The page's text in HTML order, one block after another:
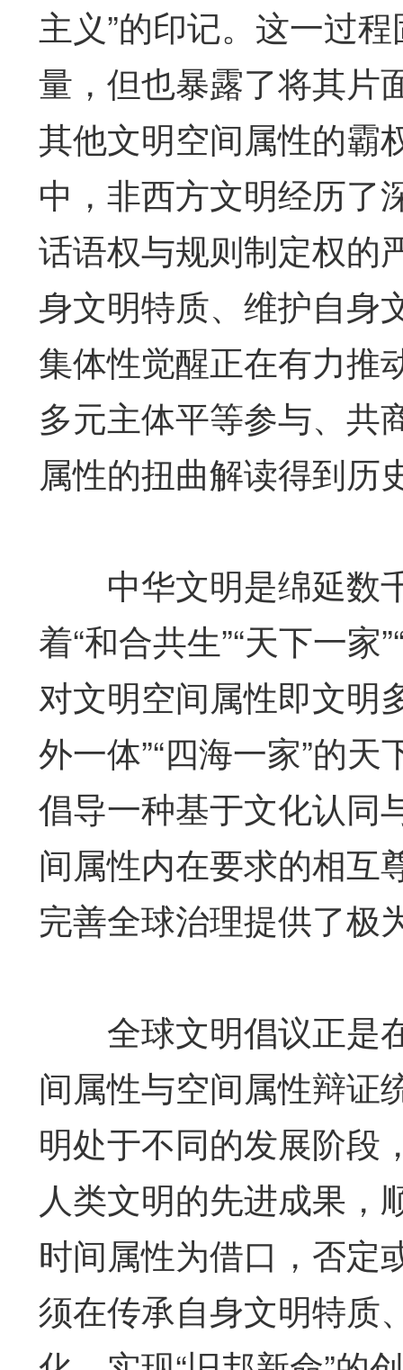
主义”的印记。这一过
量，但也暴露了将其片
其他文明空间属性的霸
中，非西方文明经历了
话语权与规则制定权的
身文明特质、维护自身
集体性觉醒正在有力推
多元主体平等参与、共
属性的扭曲解读得到历
中华文明是绵延数
着“和合共生”“天下一
对文明空间属性即文明
外一体”“四海一家”的
倡导一种基于文化认同
间属性内在要求的相互
完善全球治理提供了极
全球文明倡议正是
间属性与空间属性辩证
明处于不同的发展阶段
人类文明的先进成果，
时间属性为借口，否定
须在传承自身文明特质